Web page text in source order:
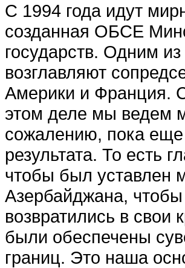
С 1994 года идут
созданная ОБСЕ
государств. Одним
возглавляют
Америки и Франция.
этом деле мы ведем
сожалению, пока
результата. То есть
чтобы был уставлен
Азербайджана,
возвратились в свои
были обеспечены
границ. Это наша